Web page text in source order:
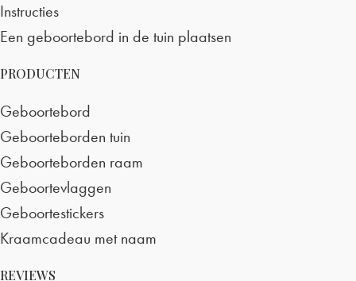
Instructies
Een geboortebord in de tuin plaatsen
PRODUCTEN
Geboortebord
Geboorteborden tuin
Geboorteborden raam
Geboortevlaggen
Geboortestickers
Kraamcadeau met naam
REVIEWS